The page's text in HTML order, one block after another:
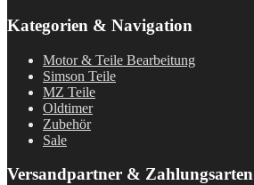
Kategorien & Navigation
Motor & Teile Bearbeitung
Simson Teile
MZ Teile
Oldtimer
Zubehör
Sale
Versandpartner & Zahlungsarten